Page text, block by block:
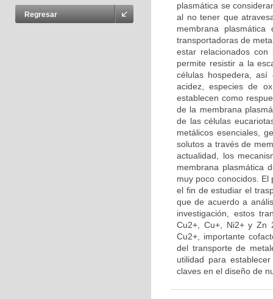
Regresar
plasmática se
al no tener que
membrana
transportadoras de
estar relacionados
permite resistir a la
células hospedera, así
acidez, especies de
establecen como
de la membrana
de las células
metálicos esenciales,
solutos a través de
actualidad, los
membrana plasmática
muy poco conocidos.
el fin de estudiar el
que de acuerdo a
investigación, estos
Cu2+, Cu+, Ni2+ y Zn
Cu2+, importante
del transporte de
utilidad para
claves en el diseño de